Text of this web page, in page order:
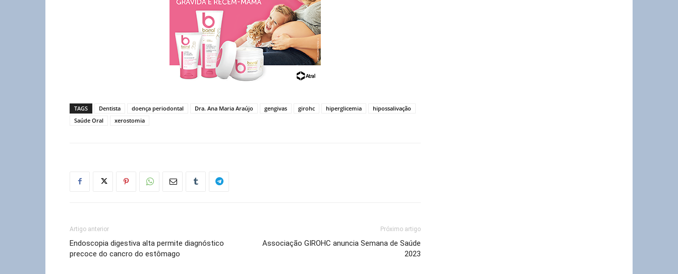
TAGS Dentista doença periodontal Dra. Ana Maria Araújo gengivas girohc hiperglicemia
hipossalivação
Saúde Oral
xerostomia
Artigo anterior
Endoscopia digestiva alta permite diagnóstico
precoce do cancro do estômago
Próximo artigo
Associação GIROHC anuncia Semana de Saúde
2023